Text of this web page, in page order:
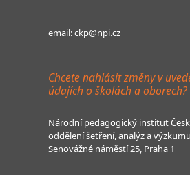
email:ckp@npi.cz
Chcete nahlásit změny v
údajích o školách a oborech?
Národní pedagogický institut
oddělení šetření, analýz a výzkumu
Senovážné náměstí 25, Praha 1